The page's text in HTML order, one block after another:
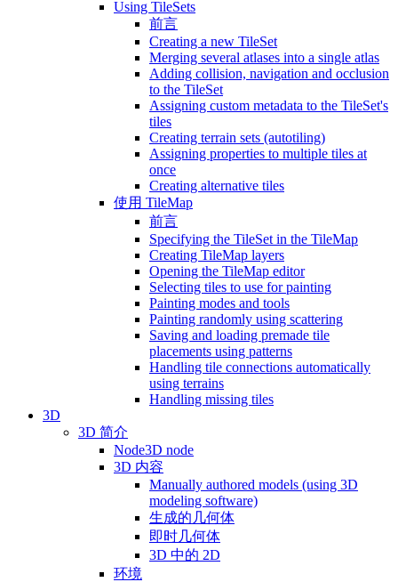
Using TileSets
前言
Creating a new TileSet
Merging several atlases into a single atlas
Adding collision, navigation and occlusion
to the TileSet
Assigning custom metadata to the TileSet's
tiles
Creating terrain sets (autotiling)
Assigning properties to multiple tiles at
once
Creating alternative tiles
使用 TileMap
前言
Specifying the TileSet in the TileMap
Creating TileMap layers
Opening the TileMap editor
Selecting tiles to use for painting
Painting modes and tools
Painting randomly using scattering
Saving and loading premade tile
placements using patterns
Handling tile connections automatically
using terrains
Handling missing tiles
3D
3D 简介
Node3D node
3D 内容
Manually authored models (using 3D
modeling software)
生成的几何体
即时几何体
3D 中的 2D
环境